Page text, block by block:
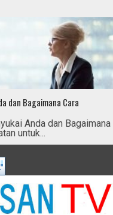
dan Bagaimana Cara
Anda dan Bagaimana
untuk...